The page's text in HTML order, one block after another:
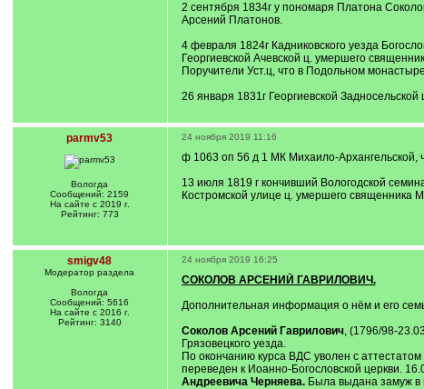
2 сентября 1834г у пономаря Платона
Арсений Платонов.
4 февраля 1824г Кадниковского уезда
Георгиевской Ачевской ц. умершего
Поручители Уст.ц, что в Подольном
26 января 1831г Георгиевской
parmv53
Вологда
Сообщений: 2159
На сайте с 2019 г.
Рейтинг: 773
24 ноября 2019 11:16
ф 1063 оп 56 д 1 МК Михаило-Архангельской,
13 июля 1819 г кончивший Вологодской
Костромской улице ц. умершего
smigv48
Модератор раздела
Вологда
Сообщений: 5616
На сайте с 2016 г.
Рейтинг: 3140
24 ноября 2019 16:25
СОКОЛОВ АРСЕНИЙ ГАВРИЛОВИЧ.
Дополнительная информация о нём и его
Соколов Арсений Гаврилович, (1796/98-
Грязовецкого уезда.
По окончанию курса ВДС уволен с
переведен к Иоанно-Богословской церкви.
Андреевича Черняева.Была выдана замуж в